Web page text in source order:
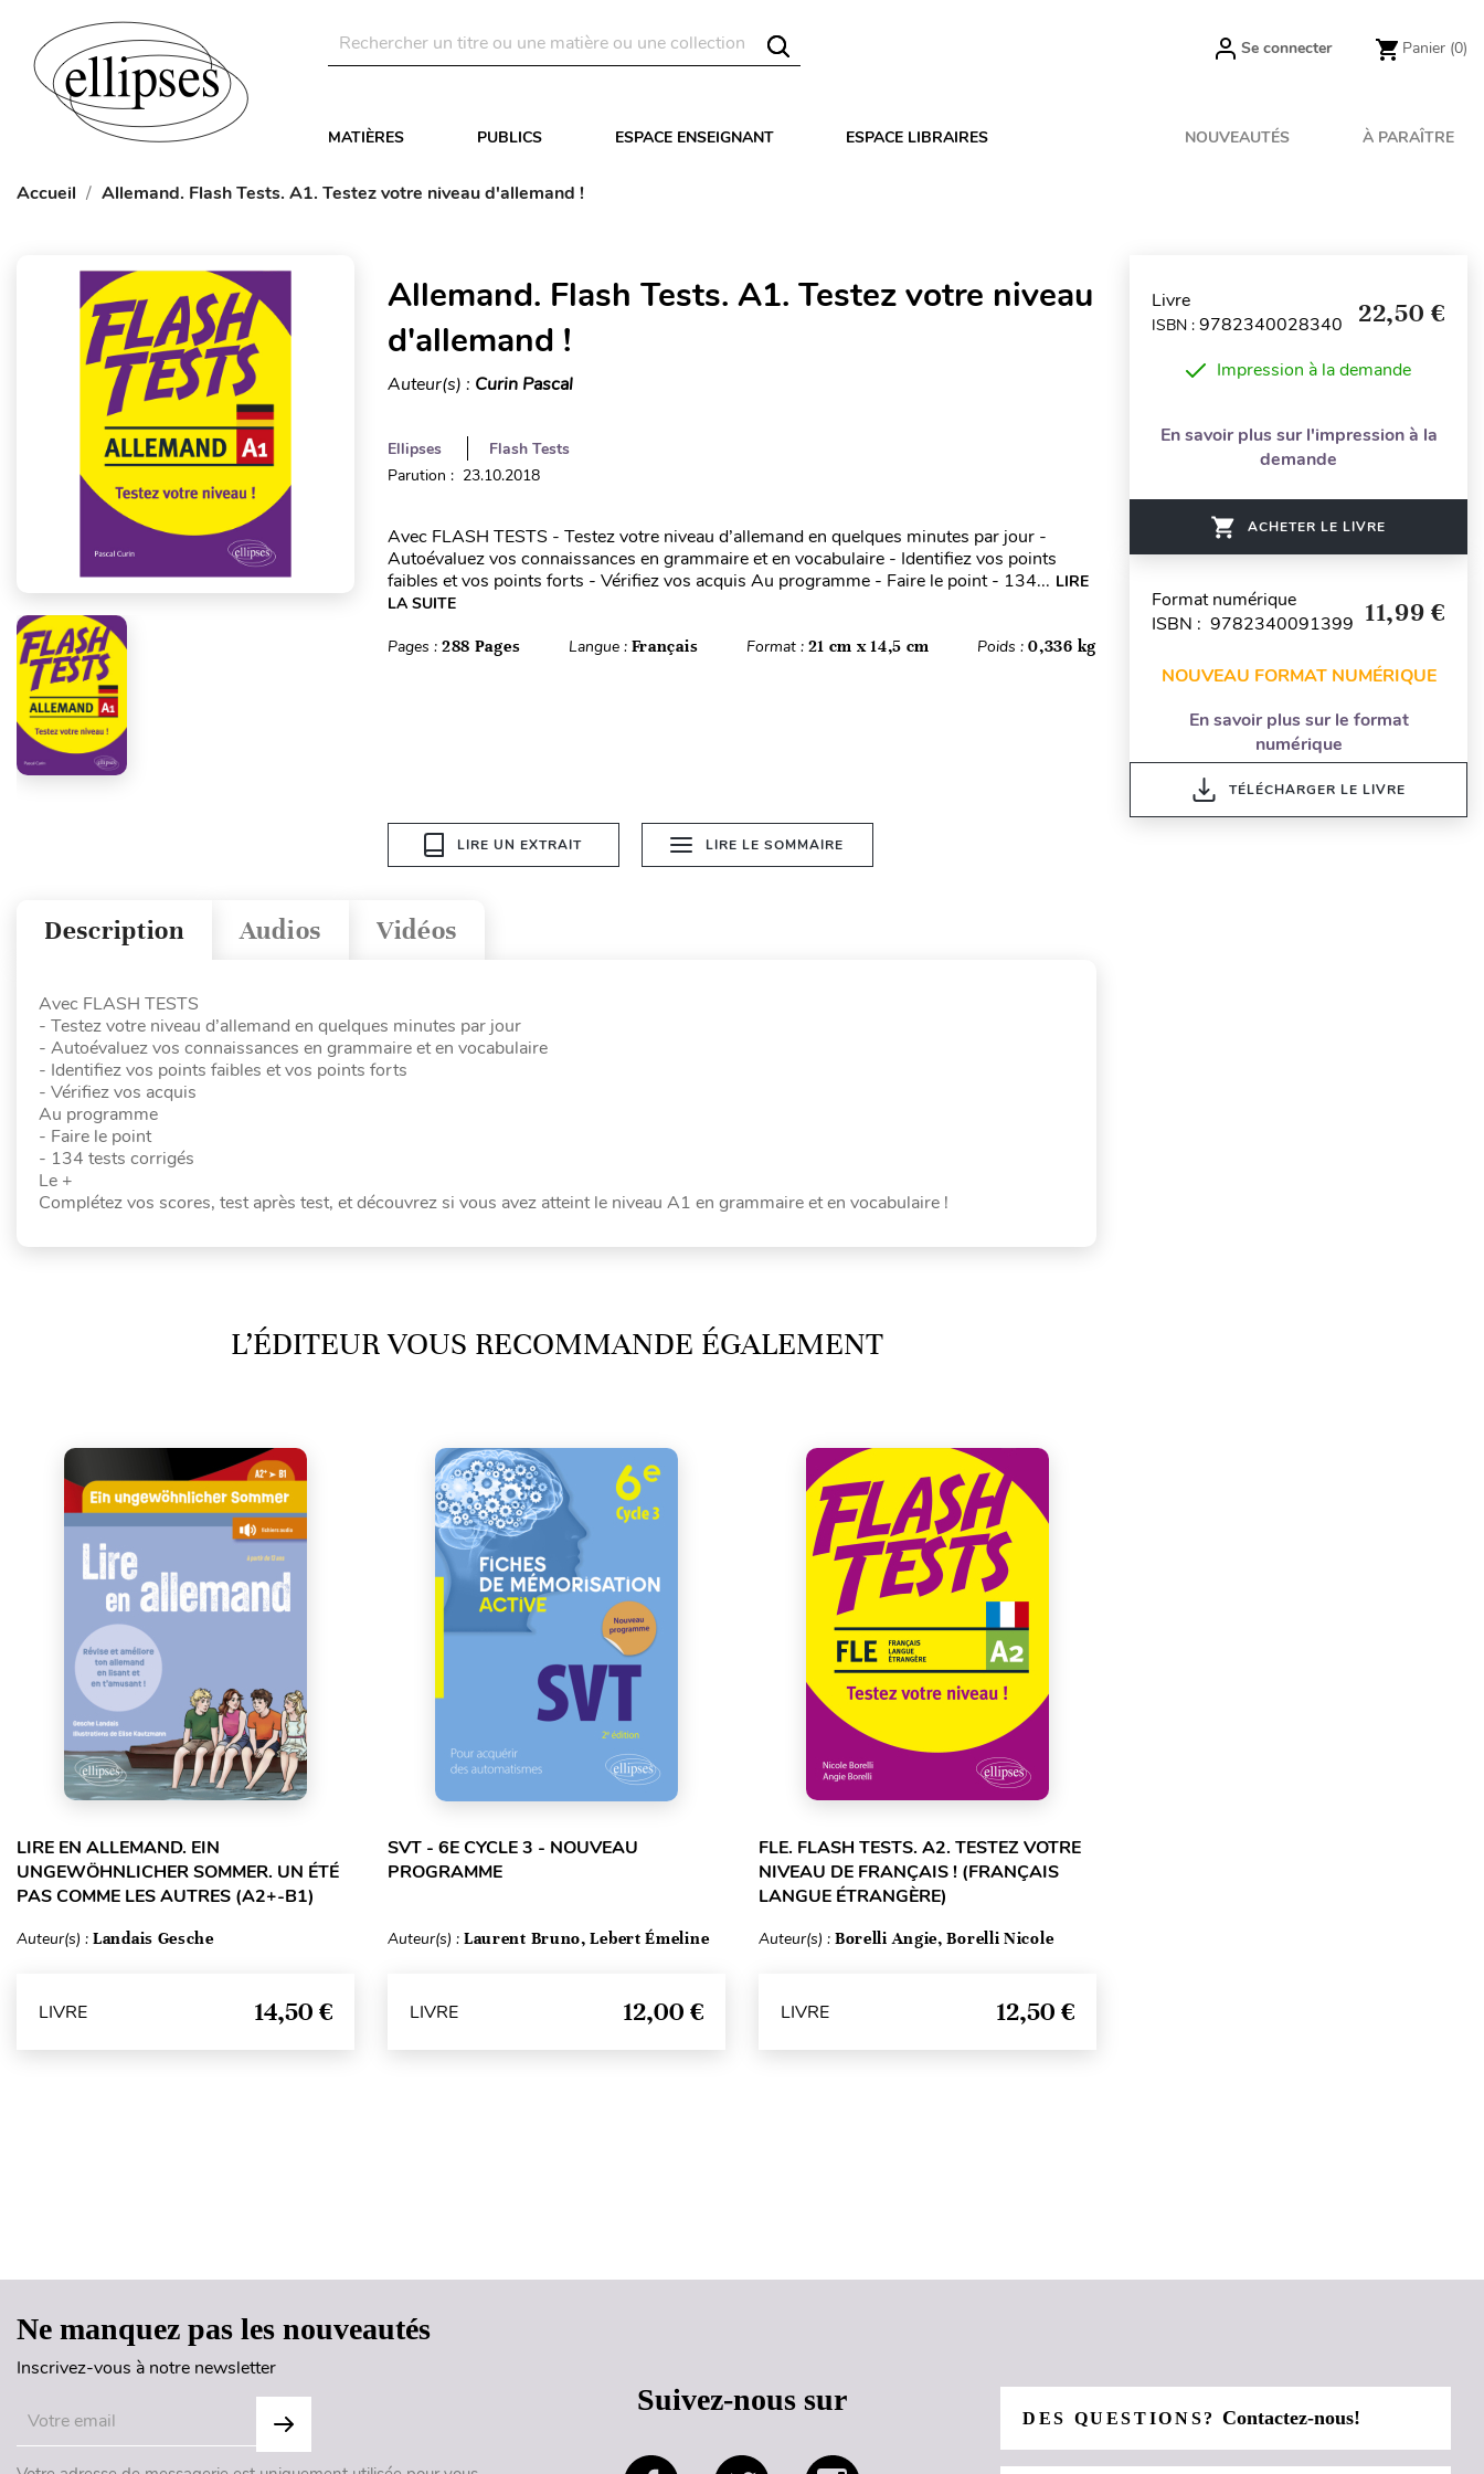
Se connecter Panier (0)
MATIÈRES PUBLICS ESPACE ENSEIGNANT ESPACE LIBRAIRES NOUVEAUTÉS À PARAÎTRE
Accueil Allemand. Flash Tests. A1. Testez votre niveau d'allemand !
Allemand. Flash Tests. A1. Testez votre niveau
d'allemand !
Auteur(s) : Curin Pascal
Ellipses
Flash Tests
Parution : 23.10.2018
Avec FLASH TESTS - Testez votre niveau d’allemand en quelques minutes par jour -
Autoévaluez vos connaissances en grammaire et en vocabulaire - Identifiez vos points
faibles et vos points forts - Vérifiez vos acquis Au programme - Faire le point - 134... LIRE
LA SUITE
Pages : 288 Pages Langue : Français Format : 21 cm x 14,5 cm Poids :0,336 kg
LIRE UN EXTRAIT LIRE LE SOMMAIRE
Vidéos
Audios
Description
Avec FLASH TESTS
- Testez votre niveau d’allemand en quelques minutes par jour
- Autoévaluez vos connaissances en grammaire et en vocabulaire
- Identifiez vos points faibles et vos points forts
- Vérifiez vos acquis
Au programme
- Faire le point
- 134 tests corrigés
Le +
Complétez vos scores, test après test, et découvrez si vous avez atteint le niveau A1 en grammaire et en vocabulaire !
L’ÉDITEUR VOUS RECOMMANDE ÉGALEMENT
LIRE EN ALLEMAND. EIN
UNGEWÖHNLICHER SOMMER. UN ÉTÉ
PAS COMME LES AUTRES (A2+-B1)
Auteur(s) : Landais Gesche
LIVRE 14,50 €
SVT - 6E CYCLE 3 - NOUVEAU
PROGRAMME
Auteur(s) : Laurent Bruno, Lebert Émeline
LIVRE 12,00 €
FLE. FLASH TESTS. A2. TESTEZ VOTRE
NIVEAU DE FRANÇAIS ! (FRANÇAIS
LANGUE ÉTRANGÈRE)
Auteur(s) : Borelli Angie, Borelli Nicole
LIVRE 12,50 €
Livre
ISBN : 9782340028340 22,50 €
Impression à la demande
En savoir plus sur l'impression à la
demande
ACHETER LE LIVRE
Format numérique
ISBN : 9782340091399 11,99 €
NOUVEAU FORMAT NUMÉRIQUE
En savoir plus sur le format
numérique
TÉLÉCHARGER LE LIVRE
Ne manquez pas les nouveautés
Inscrivez-vous à notre newsletter
Suivez-nous sur
DES QUESTIONS?Contactez-nous!